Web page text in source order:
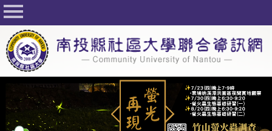
回首頁
關於社大
公佈欄
行事曆
最新活動